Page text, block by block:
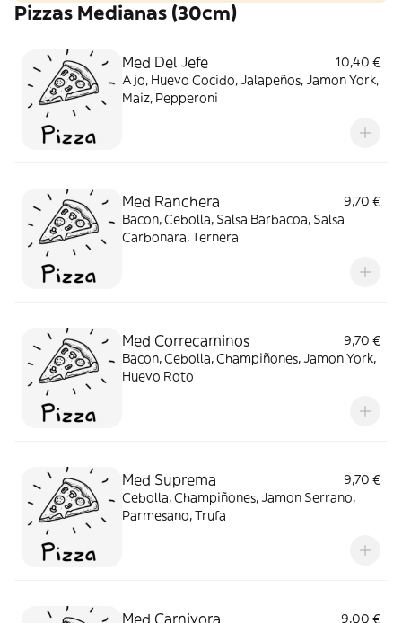
Pizzas Medianas (30cm)
Med Del Jefe
10,40 €
Ajo, Huevo Cocido, Jalapeños, Jamon York,
Maiz, Pepperoni
Med Ranchera
9,70 €
Bacon, Cebolla, Salsa Barbacoa, Salsa
Carbonara, Ternera
Med Correcaminos
9,70 €
Bacon, Cebolla, Champiñones, Jamon York,
Huevo Roto
Med Suprema
9,70 €
Cebolla, Champiñones, Jamon Serrano,
Parmesano, Trufa
Med Carnivora
9,00 €